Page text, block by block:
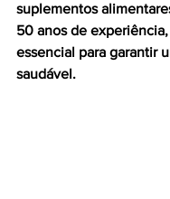
suplementos
50 anos de
essencial para garantir
saudável.